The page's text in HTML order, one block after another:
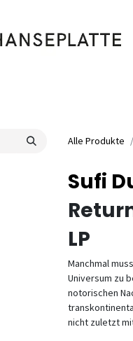
Alle Produkte
Sufi
LP
Manchmal
Universum zu
notorischen
nicht zuletzt